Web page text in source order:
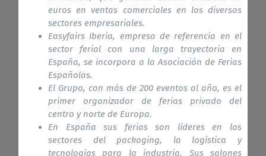
euros en ventas comerciales en los diversos
sectores empresariales.
Easyfairs Iberia, empresa de referencia en el
sector ferial con una larga trayectoria en
España, se incorpora a la Asociación de Ferias
Españolas.
El Grupo, con más de 200 eventos al año, es el
primer organizador de ferias privado del
centro y norte de Europa.
En España sus ferias son líderes en los
sectores del packaging, la logística y
tecnologías para la industria. Sus salones